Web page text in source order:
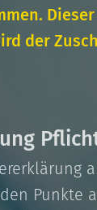
der
Punkte